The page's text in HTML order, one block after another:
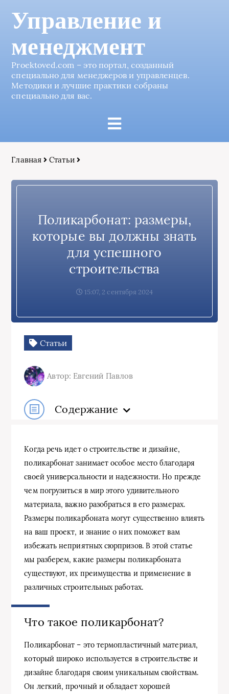
Управление и
менеджмент
Proektoved.com – это портал, созданный
специально для менеджеров и управленцев.
Методики и лучшие практики собраны
специально для вас.
Главная Статьи
Поликарбонат: размеры,
которые вы должны знать
для успешного
строительства
15:07, 2 сентября 2024
Статьи
Автор: Евгений Павлов
Содержание
Когда речь идет о строительстве и дизайне,
поликарбонат занимает особое место благодаря
своей универсальности и надежности. Но прежде
чем погрузиться в мир этого удивительного
материала, важно разобраться в его размерах.
Размеры поликарбоната могут существенно влиять
на ваш проект, и знание о них поможет вам
избежать неприятных сюрпризов. В этой статье
мы разберем, какие размеры поликарбоната
существуют, их преимущества и применение в
различных строительных работах.
Что такое поликарбонат?
Поликарбонат – это термопластичный материал,
который широко используется в строительстве и
дизайне благодаря своим уникальным свойствам.
Он легкий, прочный и обладает хорошей